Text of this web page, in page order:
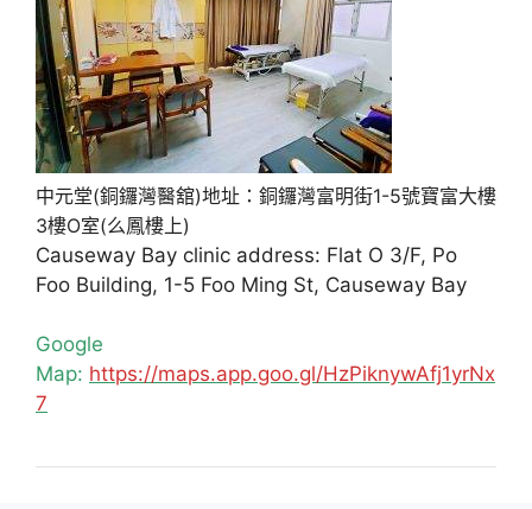
中元堂(銅鑼灣醫舘)地址：銅鑼灣富明街1-5號寶富大樓
3樓O室(么鳳樓上)
Causeway Bay clinic address: Flat O 3/F, Po
Foo Building, 1-5 Foo Ming St, Causeway Bay
Google
Map: https://maps.app.goo.gl/HzPiknywAfj1yrNx
7